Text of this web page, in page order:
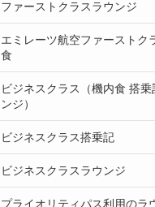
ファーストクラスラウンジ
エミレーツ航空ファーストク
食
ビジネスクラス（機内食 搭乗
ンジ）
ビジネスクラス搭乗記
ビジネスクラスラウンジ
プライオリティパス利用のラ